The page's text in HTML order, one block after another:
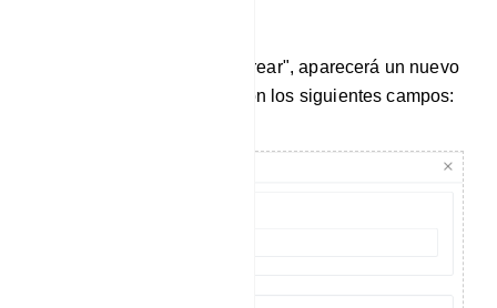
Al hacer clic en el botón "Crear", aparecerá un nuevo
menú en el lado derecho con los siguientes campos: